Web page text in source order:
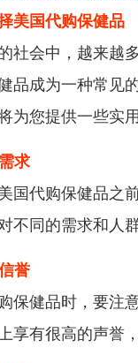
美国代购保健品
社会中，越来越
品成为一种常见
为您提供一些实
求
国代购保健品之
不同的需求和人
誉
保健品时，要注
享有很高的声誉